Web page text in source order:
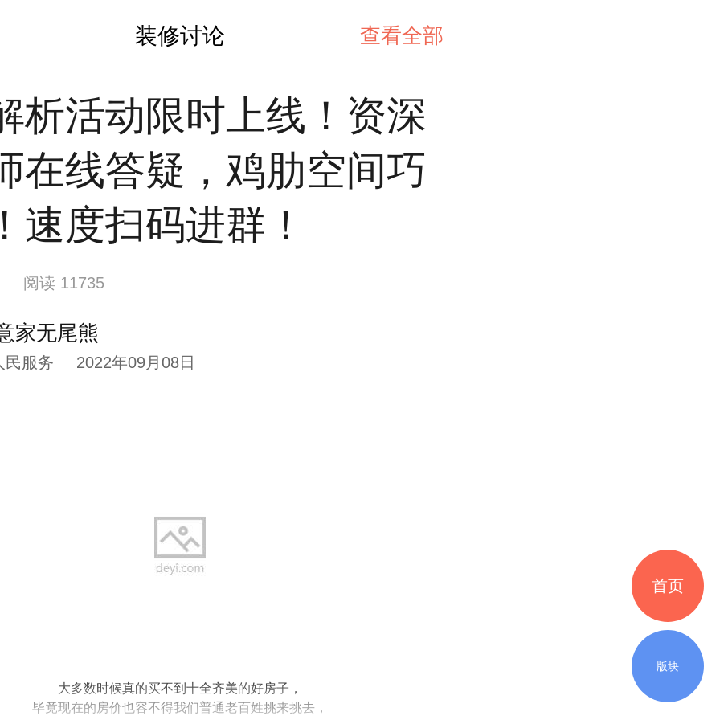
装修讨论 查看全部
析活动限时上线！资深
在线答疑，鸡肋空间巧
速度扫码进群！
阅读 11735
家无尾熊
民服务 2022年09月08日
大多数时候真的买不到十全齐美的好房子，
毕竟现在的房价也容不得我们普通老百姓挑来挑去，
首页
版块